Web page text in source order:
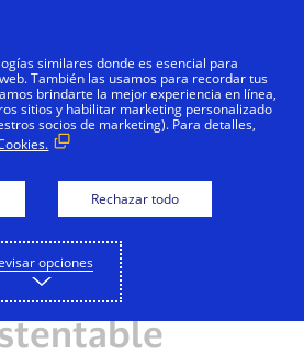
GLOBAL
Sustentable:
a
Netas
un Comercio
similares donde es esencial para
También las usamos para recordar tus
brindarte la mejor experiencia en línea,
sitios y habilitar marketing personalizado
socios de marketing). Para detalles,
Rechazar todo
opciones